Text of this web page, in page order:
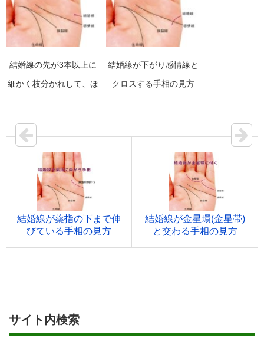
結婚線の先が3本以上に
細かく枝分かれして、ほ
結婚線が下がり感情線と
クロスする手相の見方
結婚線が薬指の下まで伸
びている手相の見方
結婚線が金星環(金星帯)
と交わる手相の見方
サイト内検索